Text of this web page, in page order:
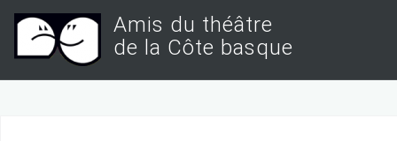
Amis du théâtre
de la Côte basque